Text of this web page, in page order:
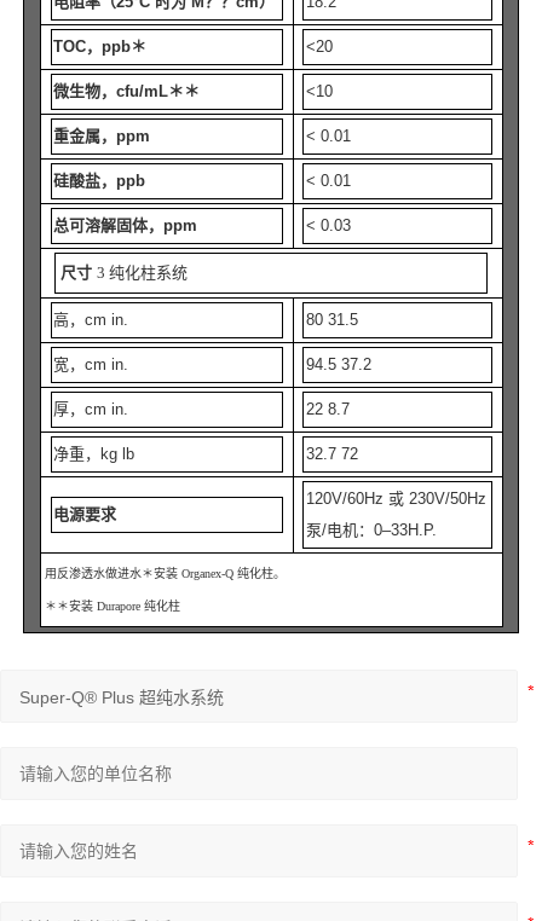
TOC，ppb＊ <20
微生物，cfu/mL＊＊ <10
重金属，ppm < 0.01
硅酸盐，ppb < 0.01
总可溶解固体，ppm < 0.03
尺寸 3 纯化柱系统
高，cm in. 80 31.5
宽，cm in. 94.5 37.2
厚，cm in. 22 8.7
净重，kg lb 32.7 72
电源要求
120V/60Hz 或 230V/50Hz
泵/电机：0–33H.P.
用反渗透水做进水＊安装 Organex-Q 纯化柱。
＊＊安装 Durapore 纯化柱